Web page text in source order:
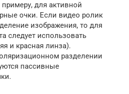
для активной
очки. Если видео ролик
изображения, то для
следует использовать
и красная линза).
разделении
пассивные